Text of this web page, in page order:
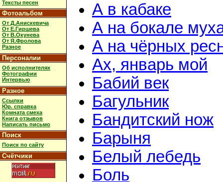
Тексты песен
Фотоальбом
От Д.Анискевича
От Е.Гиршева
От В.Окунева
От Я.Фролова
Разное
Персоналии
Об исполнителях
Фотографии
Интервью
Разное
Ссылки
Юр. справка
Комната смеха
Книга отзывов
Написать письмо
Поиск
Поиск по сайту
Счётчики
А в кабаке
А на бокале
А на чёрных
Ах, январь мой
Бабий век
Багульник
Бандитский нож
Барыня
Белый лебедь
Боль